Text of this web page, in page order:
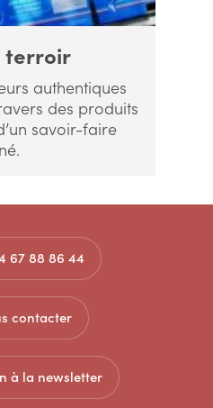
terroir
authentiques
des produits
savoir-faire
67 88 86 44
contacter
à la newsletter